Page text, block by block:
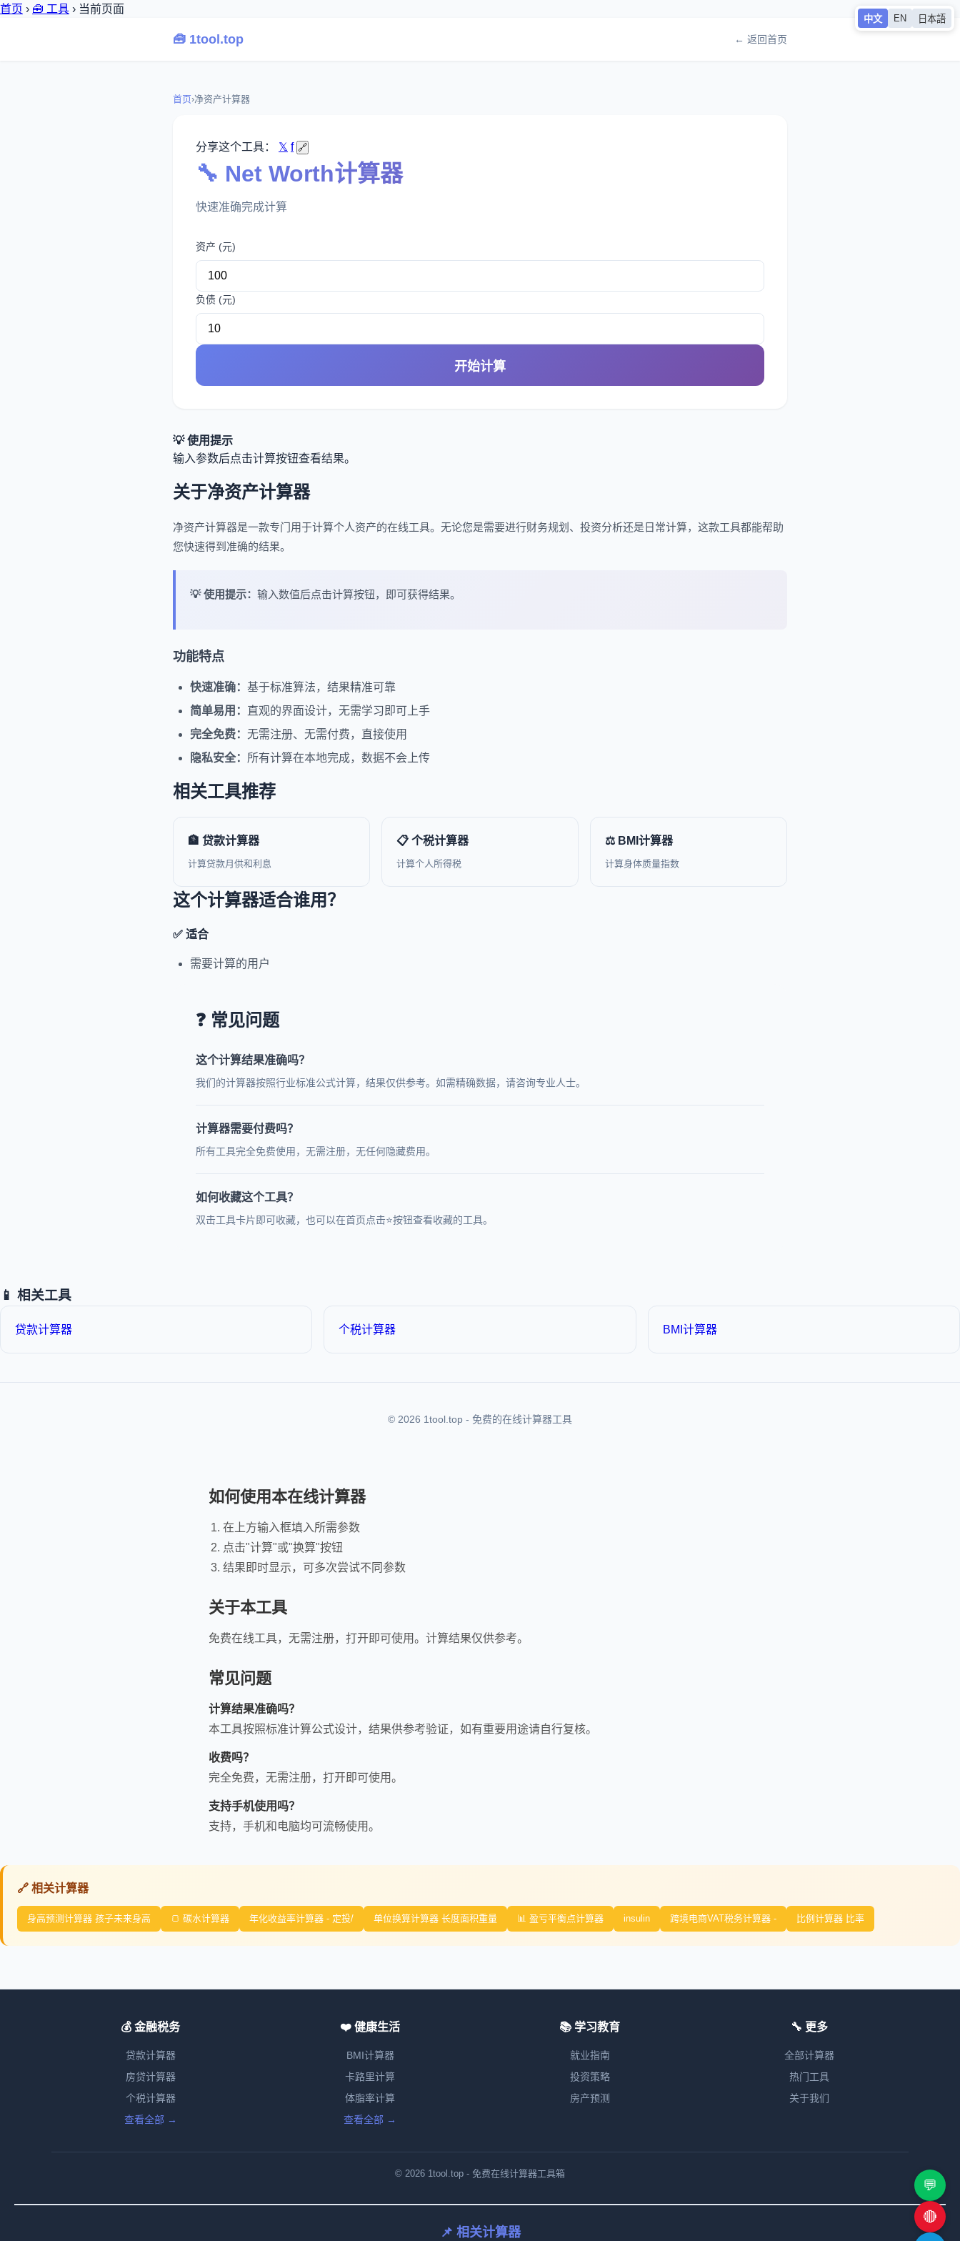
中文 EN 日本語
首页 › 🧰 工具 › 当前页面
🧰 1tool.top ← 返回首页
首页›净资产计算器
分享这个工具： 𝕏 f 🔗
🔧 Net Worth计算器
快速准确完成计算
资产 (元)
负债 (元)
开始计算
💡 使用提示
输入参数后点击计算按钮查看结果。
关于净资产计算器
净资产计算器是一款专门用于计算个人资产的在线工具。无论您是需要进行财务规划、投资分析还是日常计算，这款工具都能帮助
您快速得到准确的结果。
💡 使用提示： 输入数值后点击计算按钮，即可获得结果。
功能特点
快速准确： 基于标准算法，结果精准可靠
简单易用： 直观的界面设计，无需学习即可上手
完全免费： 无需注册、无需付费，直接使用
隐私安全： 所有计算在本地完成，数据不会上传
相关工具推荐
🏦 贷款计算器
计算贷款月供和利息
📋 个税计算器
计算个人所得税
⚖️ BMI计算器
计算身体质量指数
这个计算器适合谁用？
✅ 适合
需要计算的用户
❓ 常见问题
这个计算结果准确吗？
我们的计算器按照行业标准公式计算，结果仅供参考。如需精确数据，请咨询专业人士。
计算器需要付费吗？
所有工具完全免费使用，无需注册，无任何隐藏费用。
如何收藏这个工具？
双击工具卡片即可收藏，也可以在首页点击⭐按钮查看收藏的工具。
📱 相关工具
贷款计算器 个税计算器 BMI计算器
© 2026 1tool.top - 免费的在线计算器工具
如何使用本在线计算器
在上方输入框填入所需参数
点击"计算"或"换算"按钮
结果即时显示，可多次尝试不同参数
关于本工具
免费在线工具，无需注册，打开即可使用。计算结果仅供参考。
常见问题
计算结果准确吗？
本工具按照标准计算公式设计，结果供参考验证，如有重要用途请自行复核。
收费吗？
完全免费，无需注册，打开即可使用。
支持手机使用吗？
支持，手机和电脑均可流畅使用。
💬
🔴
🔗 相关计算器
身高预测计算器 孩子未来身高 🍞 碳水计算器 年化收益率计算器 - 定投/ 单位换算计算器 长度面积重量 📊 盈亏平衡点计算器 insulin 跨境电商VAT税务计算器 - 比例计算器 比率
💰 金融税务
贷款计算器
房贷计算器
个税计算器
查看全部 →
❤️ 健康生活
BMI计算器
卡路里计算
体脂率计算
查看全部 →
📚 学习教育
就业指南
投资策略
房产预测
🔧 更多
全部计算器
热门工具
关于我们
© 2026 1tool.top - 免费在线计算器工具箱
📌 相关计算器